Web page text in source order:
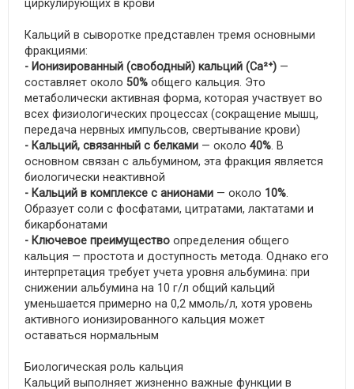
циркулирующих в крови
Кальций в сыворотке представлен тремя основными
фракциями:
- Ионизированный (свободный) кальций (Ca²⁺) —
составляет около 50% общего кальция. Это
метаболически активная форма, которая участвует во
всех физиологических процессах (сокращение мышц,
передача нервных импульсов, свертывание крови)
- Кальций, связанный с белками — около 40%. В
основном связан с альбумином, эта фракция является
биологически неактивной
- Кальций в комплексе с анионами — около 10%.
Образует соли с фосфатами, цитратами, лактатами и
бикарбонатами
- Ключевое преимущество определения общего
кальция — простота и доступность метода. Однако его
интерпретация требует учета уровня альбумина: при
снижении альбумина на 10 г/л общий кальций
уменьшается примерно на 0,2 ммоль/л, хотя уровень
активного ионизированного кальция может
оставаться нормальным
Биологическая роль кальция
Кальций выполняет жизненно важные функции в